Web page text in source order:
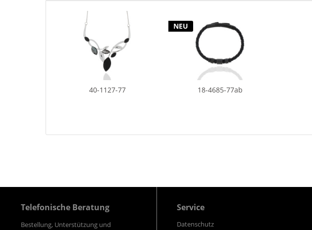
40-1127-77
NEU
18-4685-77ab
Telefonische Beratung
Bestellung, Unterstützung und
Service
Datenschutz